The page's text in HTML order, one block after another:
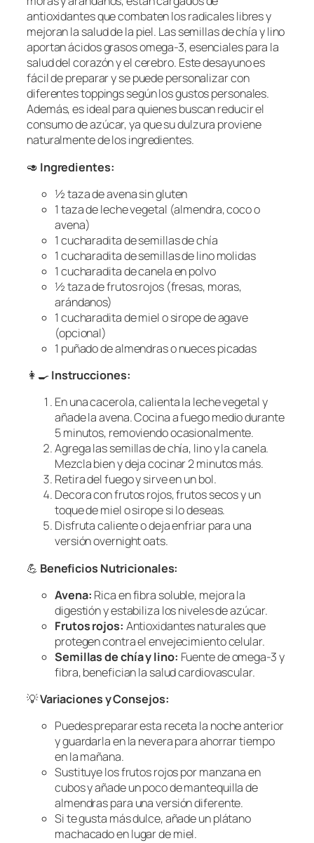
antioxidantes que combaten los radicales libres y
mejoran la salud de la piel. Las semillas de chía y lino
aportan ácidos grasos omega-3, esenciales para la
salud del corazón y el cerebro. Este desayuno es
fácil de preparar y se puede personalizar con
diferentes toppings según los gustos personales.
Además, es ideal para quienes buscan reducir el
consumo de azúcar, ya que su dulzura proviene
naturalmente de los ingredientes.
🥑 Ingredientes:
½ taza de avena sin gluten
1 taza de leche vegetal (almendra, coco o
avena)
1 cucharadita de semillas de chía
1 cucharadita de semillas de lino molidas
1 cucharadita de canela en polvo
½ taza de frutos rojos (fresas, moras,
arándanos)
1 cucharadita de miel o sirope de agave
(opcional)
1 puñado de almendras o nueces picadas
👩‍🍳Instrucciones:
En una cacerola, calienta la leche vegetal y
añade la avena. Cocina a fuego medio durante
5 minutos, removiendo ocasionalmente.
Agrega las semillas de chía, lino y la canela.
Mezcla bien y deja cocinar 2 minutos más.
Retira del fuego y sirve en un bol.
Decora con frutos rojos, frutos secos y un
toque de miel o sirope si lo deseas.
Disfruta caliente o deja enfriar para una
versión overnight oats.
💪 Beneficios Nutricionales:
Avena: Rica en fibra soluble, mejora la
digestión y estabiliza los niveles de azúcar.
Frutos rojos: Antioxidantes naturales que
protegen contra el envejecimiento celular.
Semillas de chía y lino: Fuente de omega-3 y
fibra, benefician la salud cardiovascular.
💡Variaciones y Consejos:
Puedes preparar esta receta la noche anterior
y guardarla en la nevera para ahorrar tiempo
en la mañana.
Sustituye los frutos rojos por manzana en
cubos y añade un poco de mantequilla de
almendras para una versión diferente.
Si te gusta más dulce, añade un plátano
machacado en lugar de miel.